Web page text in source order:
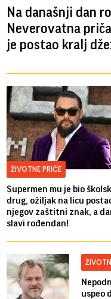
Na današnji dan
Neverovatna
je postao kralj
ŽIVOTNE PRIČE
Supermen mu je bio
drug, ožiljak na licu
njegov zaštitni znak, a
slavi rođendan!
uspeo